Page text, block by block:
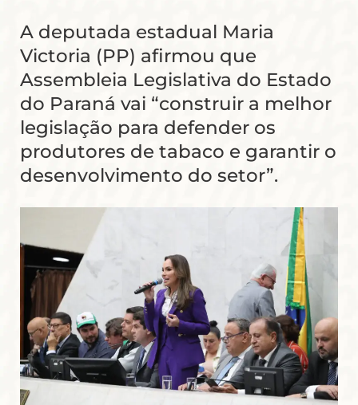
A deputada estadual Maria
Victoria (PP) afirmou que
Assembleia Legislativa do Estado
do Paraná vai “construir a melhor
legislação para defender os
produtores de tabaco e garantir o
desenvolvimento do setor”.